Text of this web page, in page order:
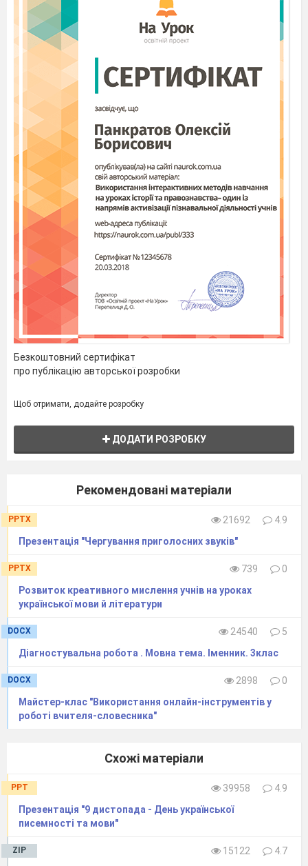
Безкоштовний сертифікат
про публікацію авторської розробки
Щоб отримати, додайте розробку
ДОДАТИ РОЗРОБКУ
Рекомендовані матеріали
PPTX 21692
4.9
Презентація "Чергування приголосних звуків"
PPTX 739
0
Розвиток креативного мислення учнів на уроках
української мови й літератури
DOCX 24540
5
Діагностувальна робота . Мовна тема. Іменник. 3клас
DOCX 2898
0
Майстер-клас "Використання онлайн-інструментів у
роботі вчителя-словесника"
Схожі матеріали
PPT 39958
4.9
Презентація "9 дистопада - День української
писемності та мови"
ZIP 15122
4.7